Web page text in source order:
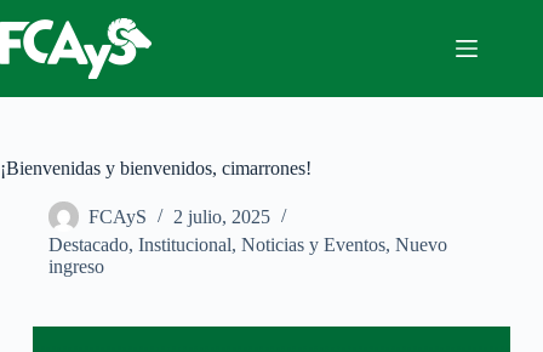
al
contenido
¡Bienvenidas y bienvenidos, cimarrones!
FCAyS
2 julio, 2025
Destacado, Institucional, Noticias y Eventos, Nuevo
ingreso